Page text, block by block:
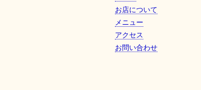
お店について
メニュー
アクセス
お問い合わせ